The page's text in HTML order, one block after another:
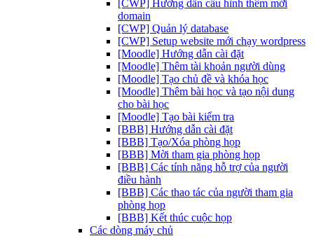
[CWP] Hướng dẫn cấu hình thêm mới
domain
[CWP] Quản lý database
[CWP] Setup website mới chạy wordpress
[Moodle] Hướng dẫn cài đặt
[Moodle] Thêm tài khoản người dùng
[Moodle] Tạo chủ đề và khóa học
[Moodle] Thêm bài học và tạo nội dung
cho bài học
[Moodle] Tạo bài kiểm tra
[BBB] Hướng dẫn cài đặt
[BBB] Tạo/Xóa phòng họp
[BBB] Mời tham gia phòng họp
[BBB] Các tính năng hỗ trợ của người
điều hành
[BBB] Các thao tác của người tham gia
phòng họp
[BBB] Kết thúc cuộc họp
Các dòng máy chủ